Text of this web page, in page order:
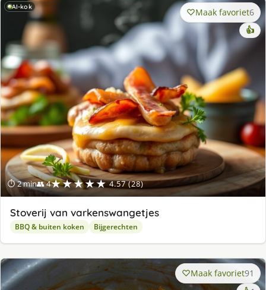
AI-kok
⏱ 2 min👥 4★★★★★ 4.57 (28)
Maak favoriet6
👍
Stoverij van varkenswangetjes
BBQ & buiten koken Bijgerechten
Maak favoriet91